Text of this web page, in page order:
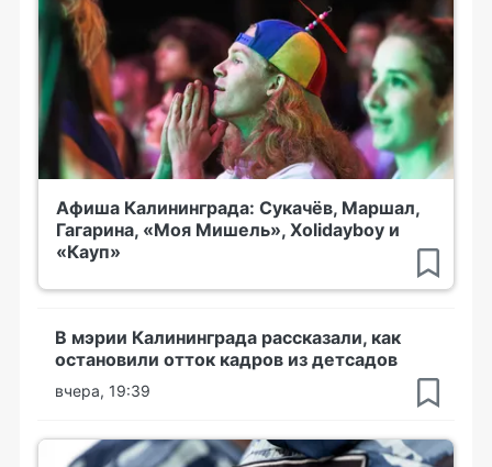
Афиша Калининграда: Сукачёв, Маршал,
Гагарина, «Моя Мишель», Xolidayboy и
«Кауп»
В мэрии Калининграда рассказали, как
остановили отток кадров из детсадов
вчера, 19:39